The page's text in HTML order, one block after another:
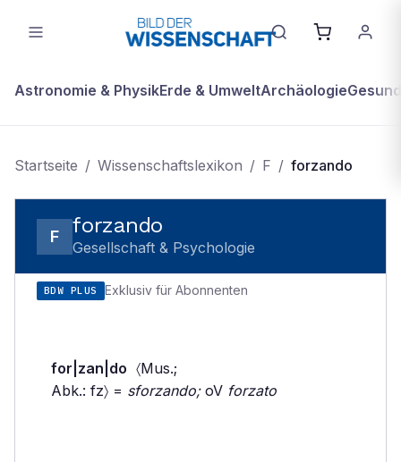
Astronomie & PhysikErde & UmweltArchäologie
Startseite / Wissenschaftslexikon / F / forzando
F forzando
Gesellschaft & Psychologie
BDW PLUS Exklusiv für Abonnenten
for|zan|do 〈Mus.;
Abk.: fz〉 = sforzando;oV forzato